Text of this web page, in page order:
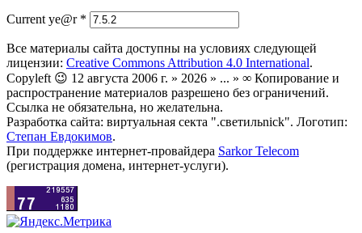
Current ye@r *
Все материалы сайта доступны на условиях следующей
лицензии: Creative Commons Attribution 4.0 International.
Copyleft 😉 12 августа 2006 г. » 2026 » ... » ∞ Копирование и
распространение материалов разрешено без ограничений.
Ссылка не обязательна, но желательна.
Разработка сайта: виртуальная секта ".светильnick". Логотип:
Степан Евдокимов.
При поддержке интернет-провайдера Sarkor Telecom
(регистрация домена, интернет-услуги).